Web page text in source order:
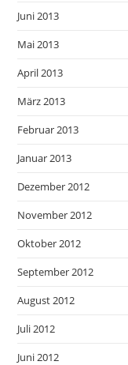
Juni 2013
Mai 2013
April 2013
März 2013
Februar 2013
Januar 2013
Dezember 2012
November 2012
Oktober 2012
September 2012
August 2012
Juli 2012
Juni 2012